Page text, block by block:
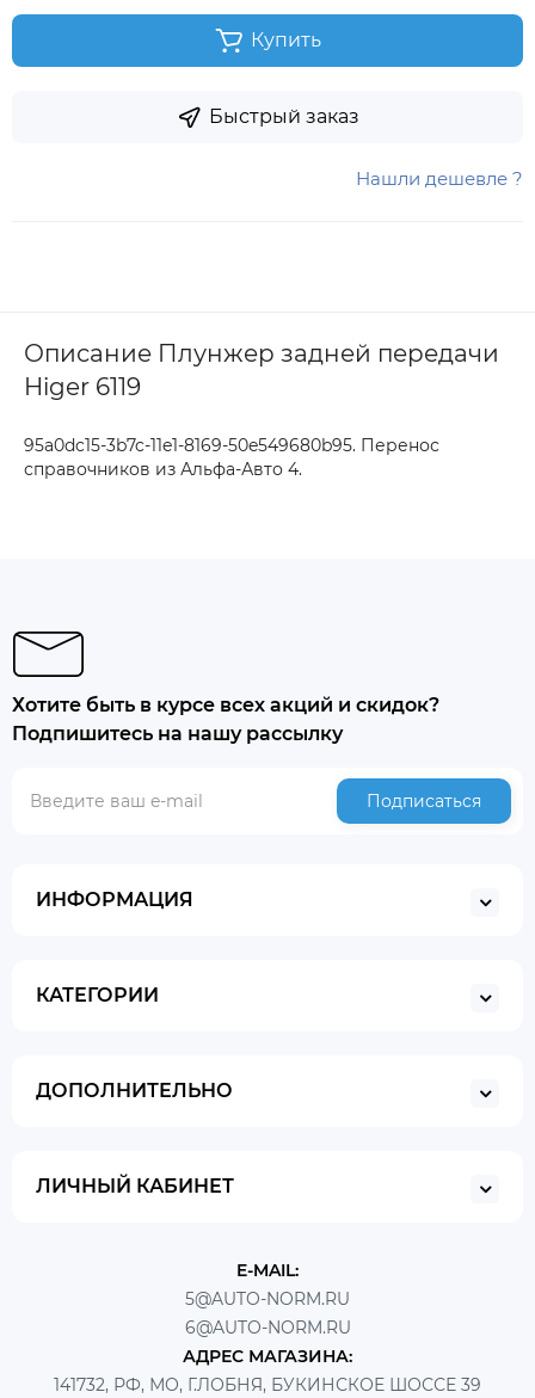
Купить
Быстрый заказ
Нашли дешевле ?
Описание Плунжер задней передачи
Higer 6119
95a0dc15-3b7c-11e1-8169-50e549680b95. Перенос
справочников из Альфа-Авто 4.
Хотите быть в курсе всех акций и скидок?
Подпишитесь на нашу рассылку
Подписаться
ИНФОРМАЦИЯ
КАТЕГОРИИ
ДОПОЛНИТЕЛЬНО
ЛИЧНЫЙ КАБИНЕТ
E-MAIL:
5@AUTO-NORM.RU
6@AUTO-NORM.RU
АДРЕС МАГАЗИНА:
141732, РФ, МО, Г.ЛОБНЯ, БУКИНСКОЕ ШОССЕ 39